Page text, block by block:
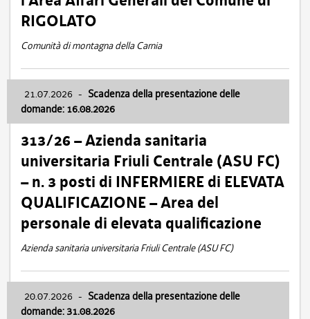
RIGOLATO
Comunità di montagna della Carnia
21.07.2026 - Scadenza della presentazione delle
domande: 16.08.2026
313/26 – Azienda sanitaria
universitaria Friuli Centrale (ASU FC)
– n. 3 posti di INFERMIERE di ELEVATA
QUALIFICAZIONE – Area del
personale di elevata qualificazione
Azienda sanitaria universitaria Friuli Centrale (ASU FC)
20.07.2026 - Scadenza della presentazione delle
domande: 31.08.2026